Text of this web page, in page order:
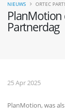
PlanMotion
Partnerdag
NIEUWS ORTEC
25 Apr 2025
PlanMotion, was